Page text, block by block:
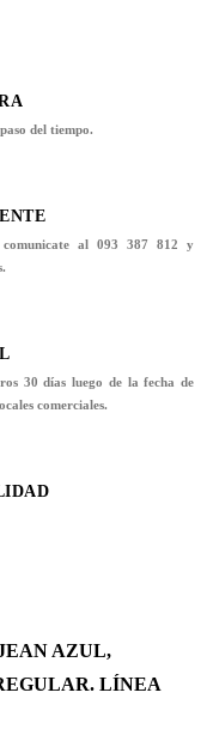
del tiempo.
al 093 387 812 y
30 días luego de la fecha de
comerciales.
AZUL,
LÍNEA